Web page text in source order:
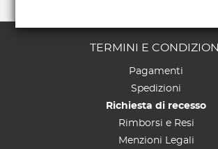
TERMINI E CONDIZIONI
Pagamenti
Spedizioni
Richiesta di recesso
Rimborsi e Resi
Menzioni Legali